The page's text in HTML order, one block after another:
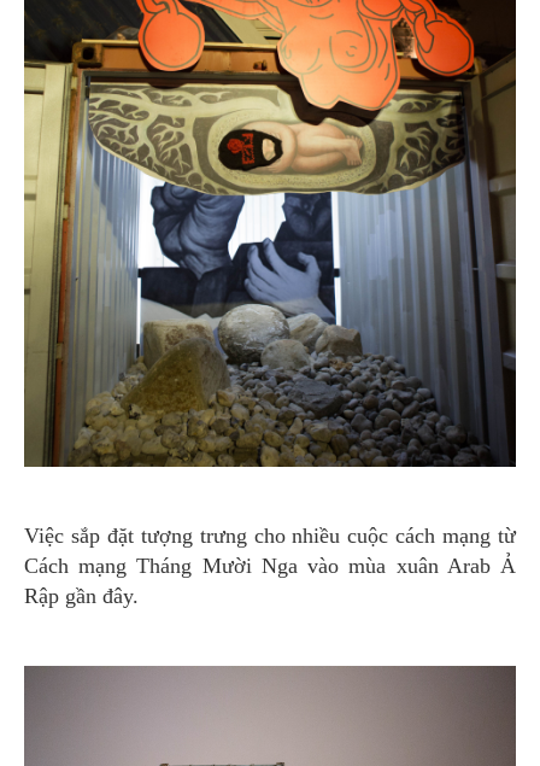
Việc sắp đặt tượng trưng cho nhiều cuộc cách mạng từ
Cách mạng Tháng Mười Nga vào mùa xuân Arab Ả
Rập gần đây.